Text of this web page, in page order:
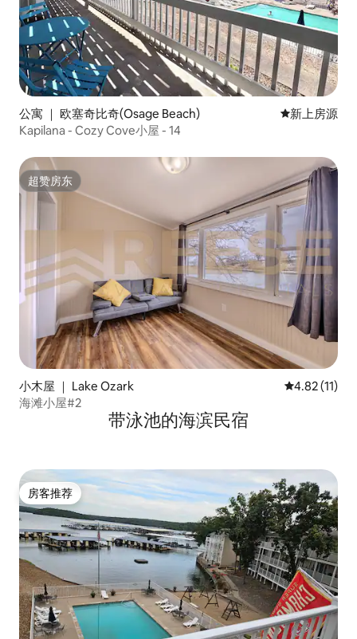
公寓 ｜ 欧塞奇比奇(Osage Beach) 新房源
新上房源
Kapilana - Cozy Cove小屋 - 14
超赞房东
超赞房东
小木屋 ｜ Lake Ozark 平均评分
4.82 (11)
海滩小屋#2
带泳池的海滨民宿
房客推荐
房客推荐